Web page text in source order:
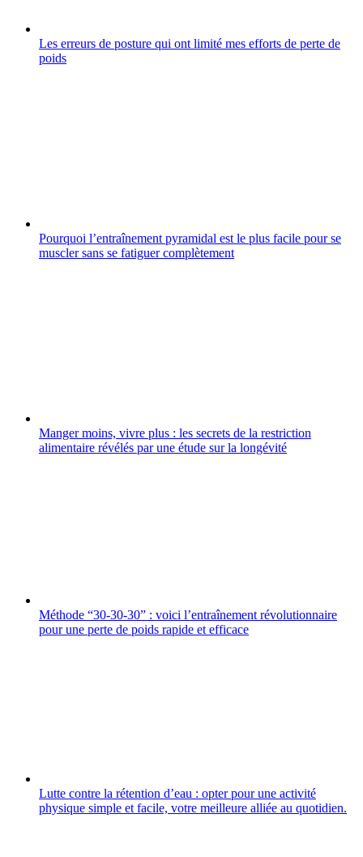
Les erreurs de posture qui ont limité mes efforts de perte de
poids
Pourquoi l’entraînement pyramidal est le plus facile pour se
muscler sans se fatiguer complètement
Manger moins, vivre plus : les secrets de la restriction
alimentaire révélés par une étude sur la longévité
Méthode “30-30-30” : voici l’entraînement révolutionnaire
pour une perte de poids rapide et efficace
Lutte contre la rétention d’eau : opter pour une activité
physique simple et facile, votre meilleure alliée au quotidien.